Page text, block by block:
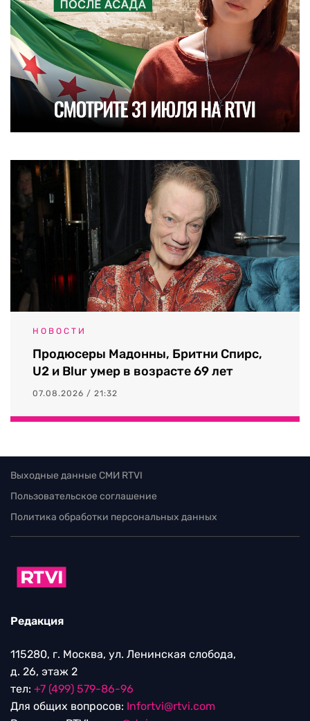
НОВОСТИ
Продюсеры Мадонны, Бритни Спирс,
U2 и Blur умер в возрасте 69 лет
07.08.2026 / 21:32
Выходные данные СМИ RTVI
Пользовательское соглашение
Политика обработки персональных данных
Редакция
115280, г. Москва, ул. Ленинская слобода,
д. 26, этаж 2
тел: +7 (499) 579-86-96
Для общих вопросов: Infortvi@rtvi.com